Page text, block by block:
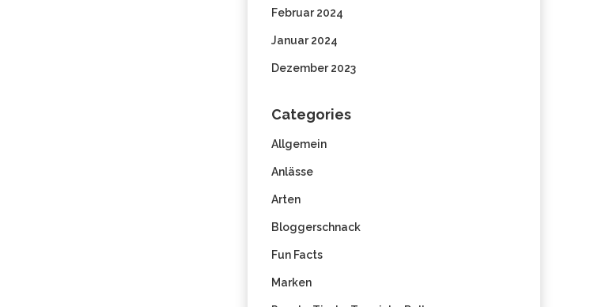
Februar 2024
Januar 2024
Dezember 2023
Categories
Allgemein
Anlässe
Arten
Bloggerschnack
Fun Facts
Marken